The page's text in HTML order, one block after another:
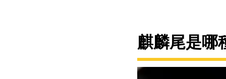
麒麟尾是哪